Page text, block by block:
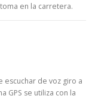
en la carretera.
escuchar de voz giro a
GPS se utiliza con la